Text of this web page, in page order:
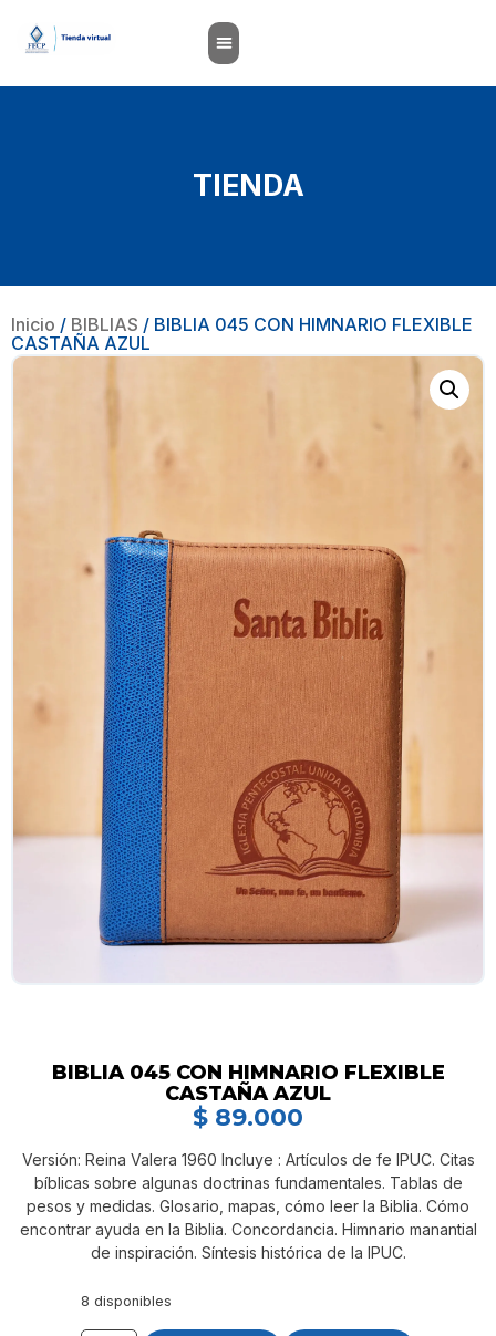
TIENDA
Inicio / BIBLIAS / BIBLIA 045 CON HIMNARIO FLEXIBLE
CASTAÑA AZUL
BIBLIA 045 CON HIMNARIO FLEXIBLE
CASTAÑA AZUL
$ 89.000
Versión: Reina Valera 1960 Incluye : Artículos de fe IPUC. Citas
bíblicas sobre algunas doctrinas fundamentales. Tablas de
pesos y medidas. Glosario, mapas, cómo leer la Biblia. Cómo
encontrar ayuda en la Biblia. Concordancia. Himnario manantial
de inspiración. Síntesis histórica de la IPUC.
8 disponibles